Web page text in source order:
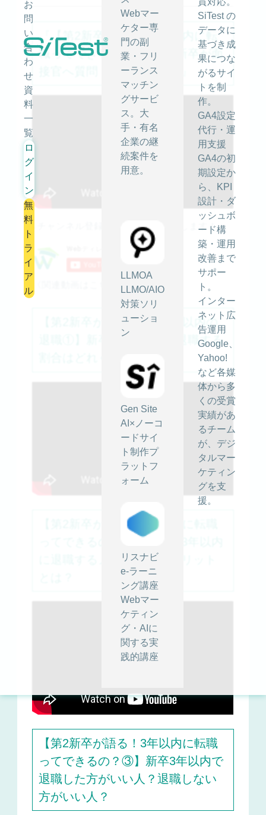
お
問
い
合
わ
せ
資
料
一
覧
ロ
グ
イ
ン
無
料
ト
ラ
イ
ア
ル
Webマー
ケター専
門の副
業・フリ
ーランス
マッチン
グサービ
ス。大
手・有名
企業の継
続案件を
用意。
LLMOA
LLMO/AIO
対策ソリ
ューショ
ン
Gen Site
AI×ノーコ
ードサイ
ト制作プ
ラットフ
ォーム
リスナビ
e-ラーニ
ング講座
Webマー
ケティン
グ・AIに
関する実
践的講座
SiTest の
データに
基づき成
果につな
がるサイ
トを制
作。
GA4設定
代行・運
用支援
GA4の初
期設定か
ら、KPI
設計・ダ
ッシュボ
ード構
築・運用
改善まで
サポー
ト。
インター
ネット広
告運用
Google、
Yahoo!
など各媒
体から多
くの受賞
実績があ
るチーム
が、デジ
タルマー
ケティン
グを支
援。
『【第2新卒が語る！3年以内に転
職ってできるの？④】第2新卒が面
接官へ質問！企業の本音！』
↓チャンネル登録もよろしくお願いします！
《関連動画はこちら》
【第2新卒が語る！新卒3年以内の
退職①】新卒が3年以内に退職する
【第2新卒が語る！3年以内に転職
ってできるの？②】新卒が3年以内
に退職するメリット・デメリット
【第2新卒が語る！3年以内に転職
ってできるの？③】新卒3年以内で
退職した方がいい人？退職しない
方がいい人？